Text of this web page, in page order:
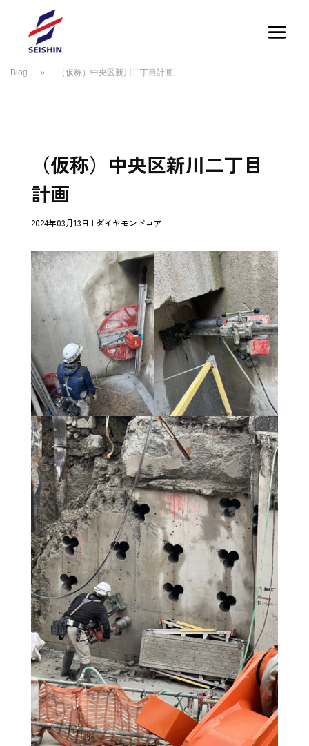
Blog » （仮称）中央区新川二丁目計画
（仮称）中央区新川二丁目
計画
2024年03月13日 | ダイヤモンドコア